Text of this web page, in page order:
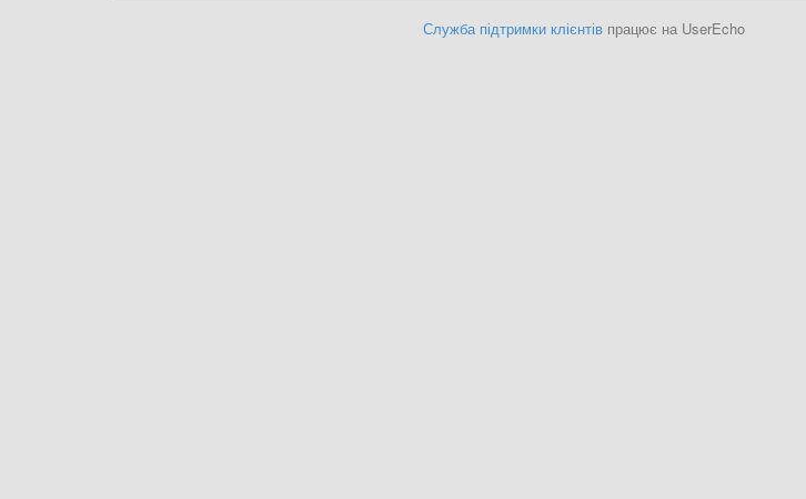
Служба підтримки клієнтівпрацює на UserEcho